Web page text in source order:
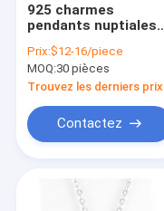
925 charmes
pendants nuptiales
bonheur de la pierre
gemme argentée
AAA+ février
Prix:$12-16/piece
MOQ:30 pièces
Trouvez les derniers prix
Contactez